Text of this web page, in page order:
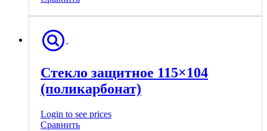
Стекло защитное 115×104
(поликарбонат)
Login to see prices
Сравнить